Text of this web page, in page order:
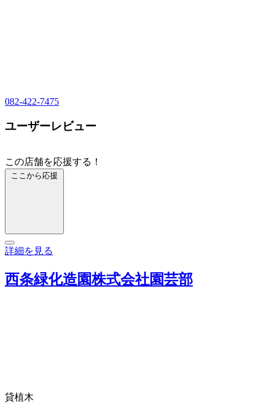
082-422-7475
ユーザーレビュー
この店舗を応援する！
ここから応援
詳細を見る
西条緑化造園株式会社園芸部
貸植木